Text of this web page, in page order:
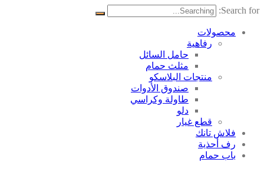
Search for:
محصولات
رفاهية
حامل السائل
مثلث حمام
منتجات البلاسکو
صندوق الأدوات
طاولة وكراسي
دلو
قطع غيار
فلاش تانك
رف أحذية
باب حمام